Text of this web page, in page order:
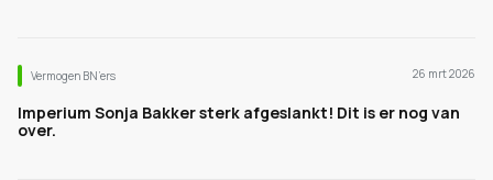
Vermogen BN’ers 26 mrt 2026
Imperium Sonja Bakker sterk afgeslankt! Dit is er nog van
over.